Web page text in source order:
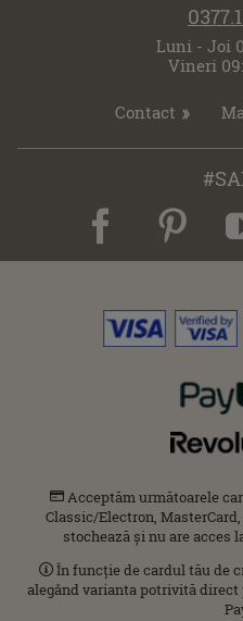
Luni - Joi
Vineri
Contact
Acceptăm următoarele
Classic/Electron,
stochează și nu are acces
În funcție de cardul tău de
alegând varianta potrivită